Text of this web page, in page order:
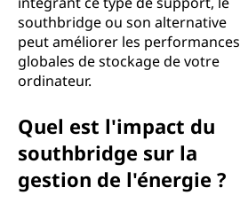
southbridge ou son alternative
peut améliorer les performances
globales de stockage de votre
ordinateur.
Quel est l'impact du
southbridge sur la
gestion de l'énergie ?